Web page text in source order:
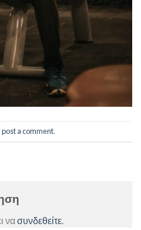
post a comment.
νασυνδεθείτε.